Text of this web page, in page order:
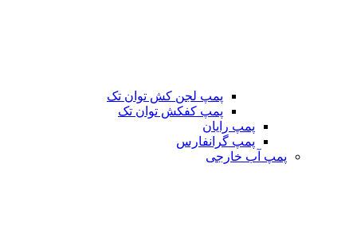
پمپ لجن کش توان تک
پمپ کفکش توان تک
پمپ رایان
پمپ گرانفارس
پمپ آب خارجی